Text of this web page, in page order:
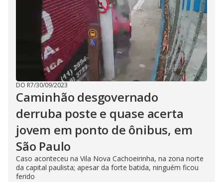
DO R7/30/09/2023
Caminhão desgovernado
derruba poste e quase acerta
jovem em ponto de ônibus, em
São Paulo
Caso aconteceu na Vila Nova Cachoeirinha, na zona norte
da capital paulista; apesar da forte batida, ninguém ficou
ferido